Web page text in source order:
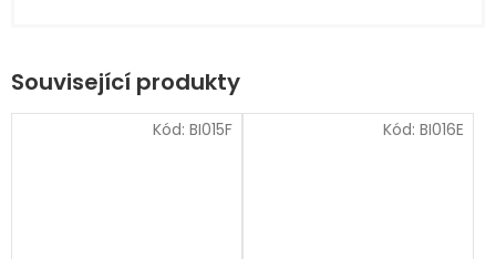
Související produkty
Kód: BI015F Kód: BI016E